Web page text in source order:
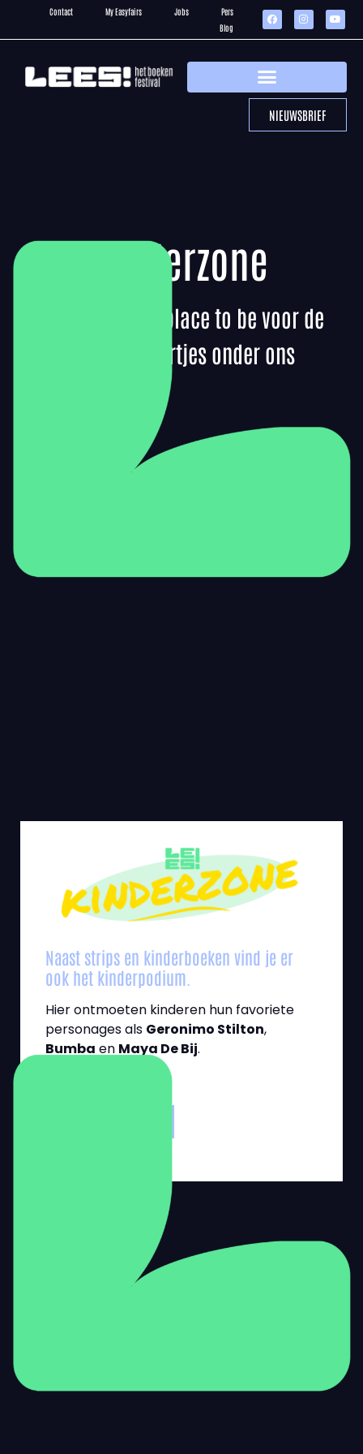
Contact My Easyfairs Jobs
Pers
Blog
NIEUWSBRIEF
Kinderzone
Hal 2 wordt de place to be voor de
jongste lezertjes onder ons
Naast strips en kinderboeken vind je er
ook het kinderpodium.
Hier ontmoeten kinderen hun favoriete
personages als Geronimo Stilton,
Bumba en Maya De Bij.